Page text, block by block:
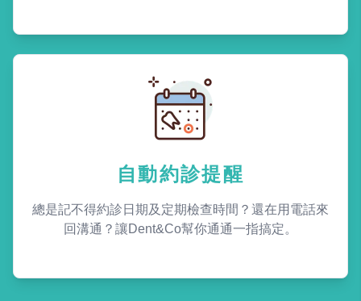
自動約診提醒
總是記不得約診日期及定期檢查時間？還在用電話來
回溝通？讓Dent&Co幫你通通一指搞定。